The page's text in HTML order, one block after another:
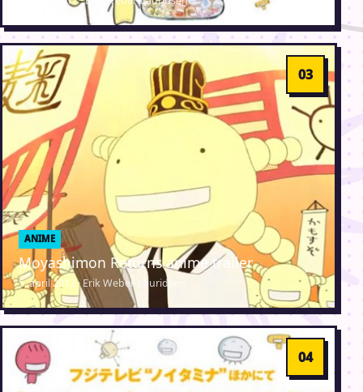
ANIME
Moyashimon Returns anime trailer
5. april 2012 · Erik Weber-Lauridsen